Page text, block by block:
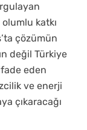
katkı
çözümün
değil Türkiye
eden
ve enerji
çıkaracağı